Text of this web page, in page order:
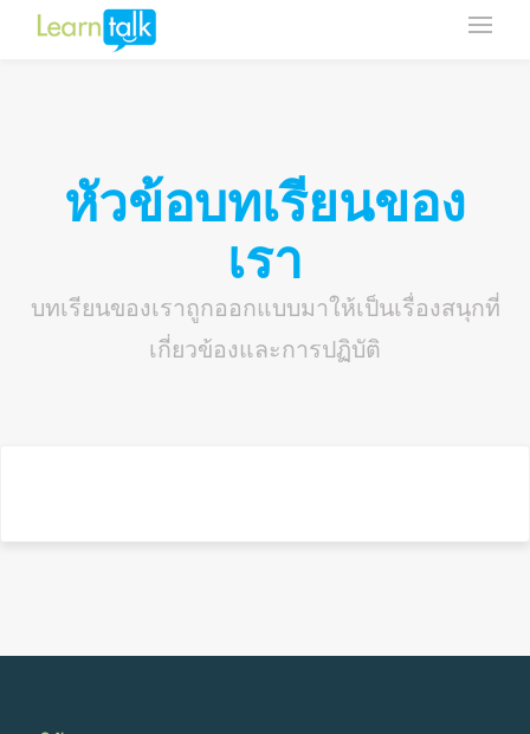
หัวข้อบทเรียนของ
เรา
บทเรียนของเราถูกออกแบบมาให้เป็นเรื่องสนุกที่
เกี่ยวข้องและการปฏิบัติ